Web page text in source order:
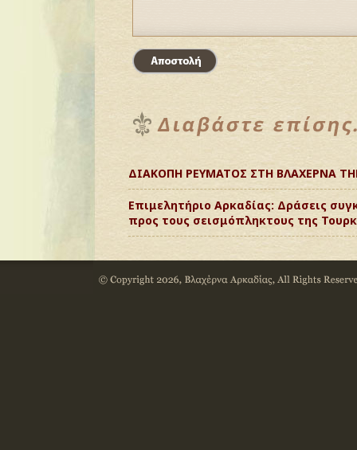
ΔΙΑΚΟΠΗ ΡΕΥΜΑΤΟΣ ΣΤΗ ΒΛΑΧΕΡΝΑ
Επιμελητήριο Αρκαδίας: Δράσεις
προς τους σεισμόπληκτους της